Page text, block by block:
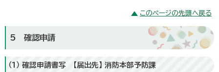
このページの先頭へ戻る
5 確認申請
（1） 確認申請書写 【届出先】 消防本部予防課